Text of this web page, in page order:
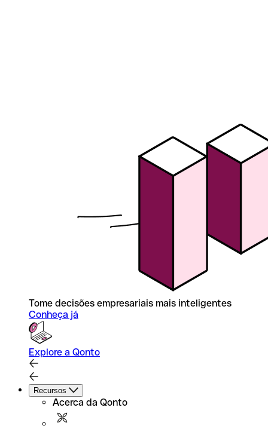
Tome decisões empresariais mais inteligentes
Conheça já
Explore a Qonto
Recursos
Acerca da Qonto